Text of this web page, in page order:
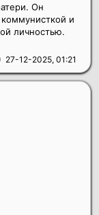
27-12-2025, 01:21
Он
и
личностью.